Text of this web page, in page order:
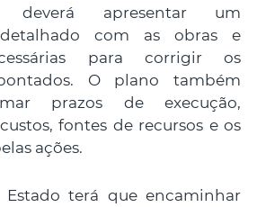
deverá apresentar um
com as obras e
para corrigir os
O plano também
prazos de execução,
fontes de recursos e os
ações.
Estado terá que encaminhar